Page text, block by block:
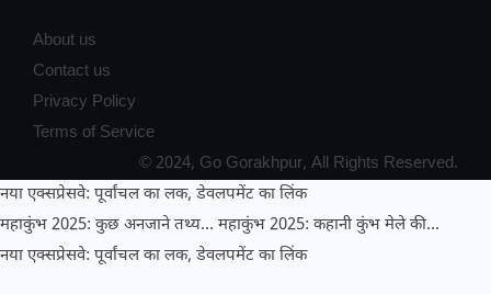
About us
Contact us
Privacy Policy
Terms of Service
© 2024, Go Gorakhpur, All Rights Reserved.
नया एक्सप्रेसवे: पूर्वांचल का लक, डेवलपमेंट का लिंक
महाकुंभ 2025: कुछ अनजाने तथ्य… महाकुंभ 2025: कहानी कुंभ मेले की…
नया एक्सप्रेसवे: पूर्वांचल का लक, डेवलपमेंट का लिंक